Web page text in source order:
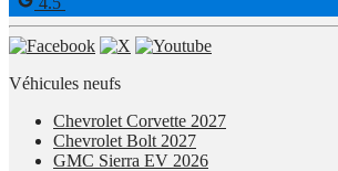
Véhicules neufs
Chevrolet Corvette 2027
Chevrolet Bolt 2027
GMC Sierra EV 2026